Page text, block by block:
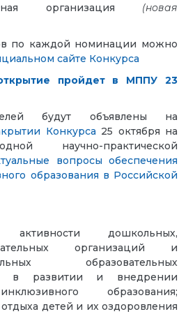
организация
(новая
по каждой номинации можно
сайте Конкурса
пройдет в МППУ 23
будут объявлены на
Конкурса 25 октября на
научно-практической
вопросы обеспечения
образования в Российской
активности дошкольных,
организаций и
образовательных
в развитии и внедрении
образования;
детей и их оздоровления